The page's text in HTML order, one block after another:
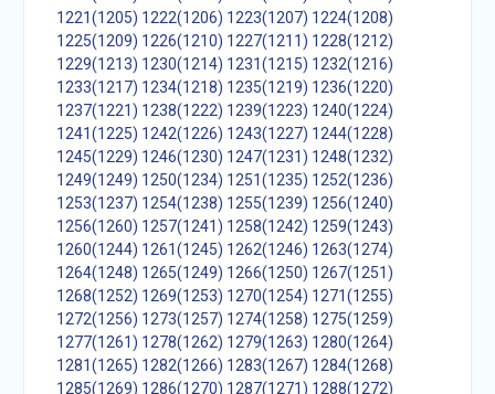
1221(1205) 1222(1206) 1223(1207) 1224(1208)
1225(1209) 1226(1210) 1227(1211) 1228(1212)
1229(1213) 1230(1214) 1231(1215) 1232(1216)
1233(1217) 1234(1218) 1235(1219) 1236(1220)
1237(1221) 1238(1222) 1239(1223) 1240(1224)
1241(1225) 1242(1226) 1243(1227) 1244(1228)
1245(1229) 1246(1230) 1247(1231) 1248(1232)
1249(1249) 1250(1234) 1251(1235) 1252(1236)
1253(1237) 1254(1238) 1255(1239) 1256(1240)
1256(1260) 1257(1241) 1258(1242) 1259(1243)
1260(1244) 1261(1245) 1262(1246) 1263(1274)
1264(1248) 1265(1249) 1266(1250) 1267(1251)
1268(1252) 1269(1253) 1270(1254) 1271(1255)
1272(1256) 1273(1257) 1274(1258) 1275(1259)
1277(1261) 1278(1262) 1279(1263) 1280(1264)
1281(1265) 1282(1266) 1283(1267) 1284(1268)
1285(1269) 1286(1270) 1287(1271) 1288(1272)